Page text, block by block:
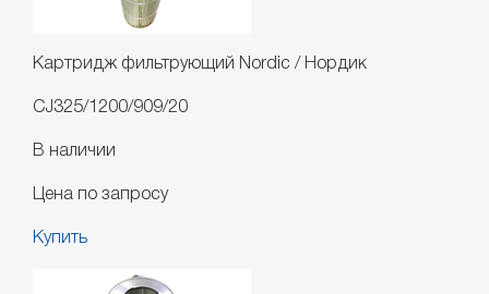
Картридж фильтрующий Nordic / Нордик
CJ325/1200/909/20
В наличии
Цена по запросу
Купить